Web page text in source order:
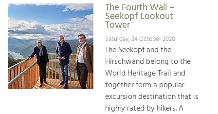
The Fourth Wall –
Seekopf Lookout
Tower
Saturday, 24 October 2020
The Seekopf and the
Hirschwand belong to the
World Heritage Trail and
together form a popular
excursion destination that is
highly rated by hikers. A